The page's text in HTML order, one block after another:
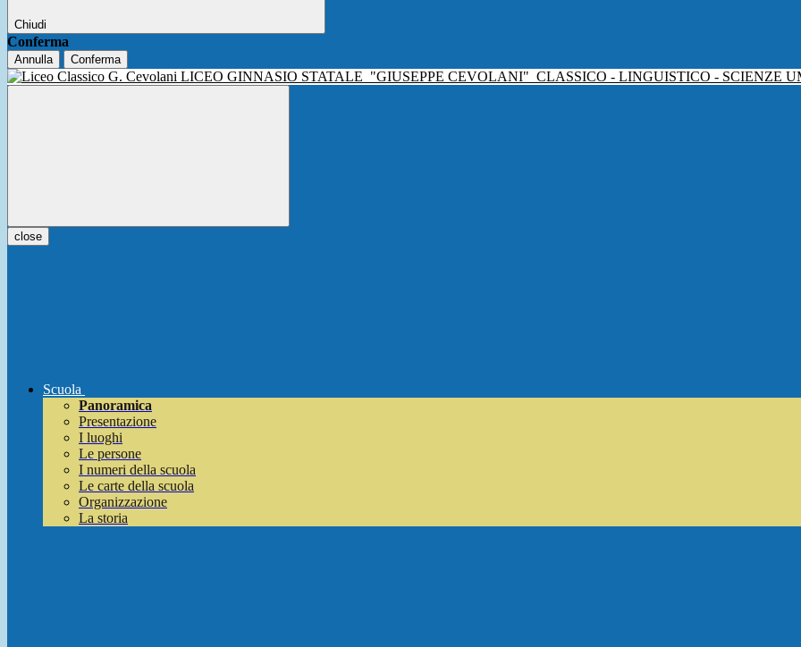
Chiudi
Conferma
Annulla Conferma
LICEO GINNASIO STATALE "GIUSEPPE CEVOLANI" CLASSICO - LINGUISTICO - SCIENZE
close
Scuola
Panoramica
Presentazione
I luoghi
Le persone
I numeri della scuola
Le carte della scuola
Organizzazione
La storia